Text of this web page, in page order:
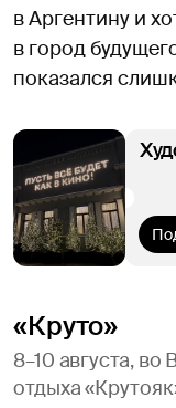
в Аргентину и
в город
показался
«Круто»
8–10 августа,
отдыха